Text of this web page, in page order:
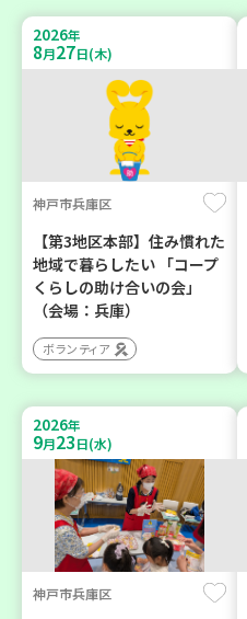
2026年
8月27日(木)
神戸市兵庫区
【第3地区本部】住み慣れた
地域で暮らしたい 「コープ
くらしの助け合いの会」
（会場：兵庫）
ボランティア
2026年
9月23日(水)
神戸市兵庫区